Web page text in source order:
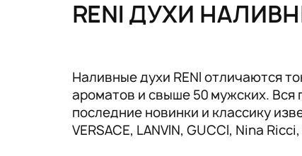
Парикмахерские и салоны красоты
Расходники и хозтовары.
RENI ДУХИ
Наливные духи RENI отличаются
ароматов и свыше 50 мужских.
последние новинки и классику
VERSACE, LANVIN, GUCCI, Nina